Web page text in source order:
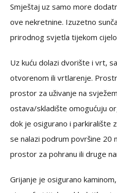
Smještaj uz samo more
ove nekretnine. Izuzetno
prirodnog svjetla tijekom
Uz kuću dolazi dvorište i vrt,
otvorenom ili vrtlarenje.
prostor za uživanje na
ostava/skladište omogućuju
dok je osigurano i parkiralište
se nalazi podrum površine 20
prostor za pohranu ili druge
Grijanje je osigurano